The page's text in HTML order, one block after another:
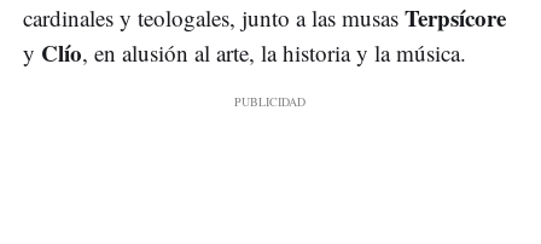
cardinales y teologales, junto a las musas Terpsícore
y Clío, en alusión al arte, la historia y la música.